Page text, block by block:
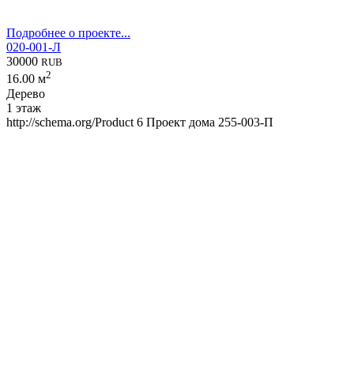
Подробнее о проекте...
020-001-Л
30000 RUB
16.00 м2
Дерево
1 этаж
http://schema.org/Product 6 Проект дома 255-003-П